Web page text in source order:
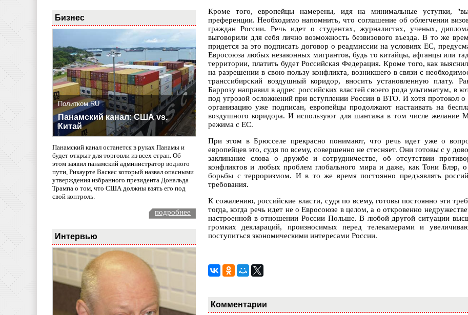
Бизнес
Политком.RU
Панамский канал: США vs.
Китай
Панамский канал останется в руках Панамы и
будет открыт для торговли из всех стран. Об
этом заявил панамский администратор водного
пути, Рикаурте Васкес который назвал опасными
утверждения избранного президента Дональда
Трампа о том, что США должны взять его под
свой контроль.
подробнее
Интервью
Кроме того, европейцы намерены, идя на минимальные уступки,
преференции. Необходимо напомнить, что соглашение об облегчении
граждан России. Речь идет о студентах, журналистах, ученых,
выговорили для себя лично возможность безвизового въезда. В то же
придется за это подписать договор о реадмиссии на условиях ЕС,
Евросоюза любых незаконных мигрантов, будь то китайцы, афганцы или
территории, платить будет Российская Федерация. Кроме того, как
на разрешении в свою пользу конфликта, возникшего в связи с
транссибирский воздушный коридор, вносить установленную плату.
Баррозу направил в адрес российских властей своего рода ультиматум, в
под угрозой осложнений при вступлении России в ВТО. И хотя протокол
организацию уже подписан, европейцы продолжают настаивать на
воздушного коридора. И используют для шантажа в том числе желание
режима с ЕС.
При этом в Брюсселе прекрасно понимают, что речь идет уже о
европейцев это, судя по всему, совершенно не стесняет. Они готовы с у
заклинание слова о дружбе и сотрудничестве, об отсутствии
конфликтов и любых проблем глобального мира и даже, как Тони Блэр,
борьбы с терроризмом. И в то же время постоянно предъявлять
требования.
К сожалению, российские власти, судя по всему, готовы постоянно эти
тогда, когда речь идет не о Евросоюзе в целом, а о откровенно
настроенной в отношении России Польше. В любой другой ситуации
громких деклараций, произносимых перед телекамерами и
поступиться экономическими интересами России.
Комментарии